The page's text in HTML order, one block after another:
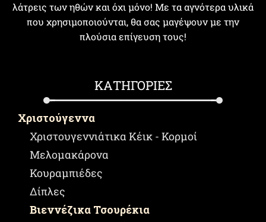
λάτρεις των ηθών και όχι μόνο! Με τα αγνότερα υλικά
που χρησιμοποιούνται, θα σας μαγέψουν με την
πλούσια επίγευση τους!
ΚΑΤΗΓΟΡΙΕΣ
Χριστούγεννα
Χριστουγεννιάτικα Κέικ - Κορμοί
Μελομακάρονα
Κουραμπιέδες
Δίπλες
Βιεννέζικα Τσουρέκια